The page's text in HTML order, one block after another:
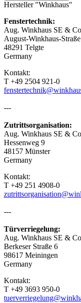
Hersteller "Winkhaus"
Fenstertechnik:
Aug. Winkhaus SE &
August-Winkhaus-Straße
48291 Telgte
Germany
Kontakt:
T +49 2504 921-0
---
Zutrittsorganisation:
Aug. Winkhaus SE &
Hessenweg 9
48157 Münster
Germany
Kontakt:
T +49 251 4908-0
---
Türverriegelung:
Aug. Winkhaus SE &
Berkeser Straße 6
98617 Meiningen
Germany
Kontakt:
T +49 3693 950-0